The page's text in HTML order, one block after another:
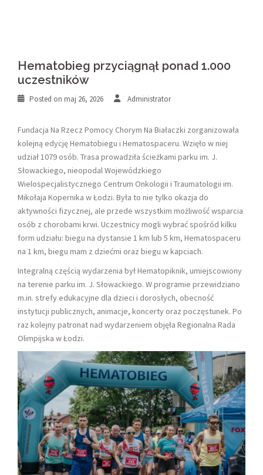
Hematobieg przyciągnął ponad 1.000
uczestników
Posted on maj 26, 2026 Administrator
Fundacja Na Rzecz Pomocy Chorym Na Białaczki zorganizowała
kolejną edycję Hematobiegu i Hematospaceru. Wzięło w niej
udział 1079 osób. Trasa prowadziła ścieżkami parku im. J.
Słowackiego, nieopodal Wojewódzkiego
Wielospecjalistycznego Centrum Onkologii i Traumatologii im.
Mikołaja Kopernika w Łodzi. Była to nie tylko okazja do
aktywności fizycznej, ale przede wszystkim możliwość wsparcia
osób z chorobami krwi. Uczestnicy mogli wybrać spośród kilku
form udziału: biegu na dystansie 1 km lub 5 km, Hematospaceru
na 1 km, biegu mam z dziećmi oraz biegu w kapciach.
Integralną częścią wydarzenia był Hematopiknik, umiejscowiony
na terenie parku im. J. Słowackiego. W programie przewidziano
m.in. strefy edukacyjne dla dzieci i dorosłych, obecność
instytucji publicznych, animacje, koncerty oraz poczęstunek. Po
raz kolejny patronat nad wydarzeniem objęła Regionalna Rada
Olimpijska w Łodzi.